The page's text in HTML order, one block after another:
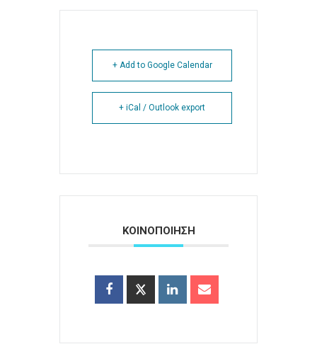
+ Add to Google Calendar
+ iCal / Outlook export
ΚΟΙΝΟΠΟΙΗΣΗ